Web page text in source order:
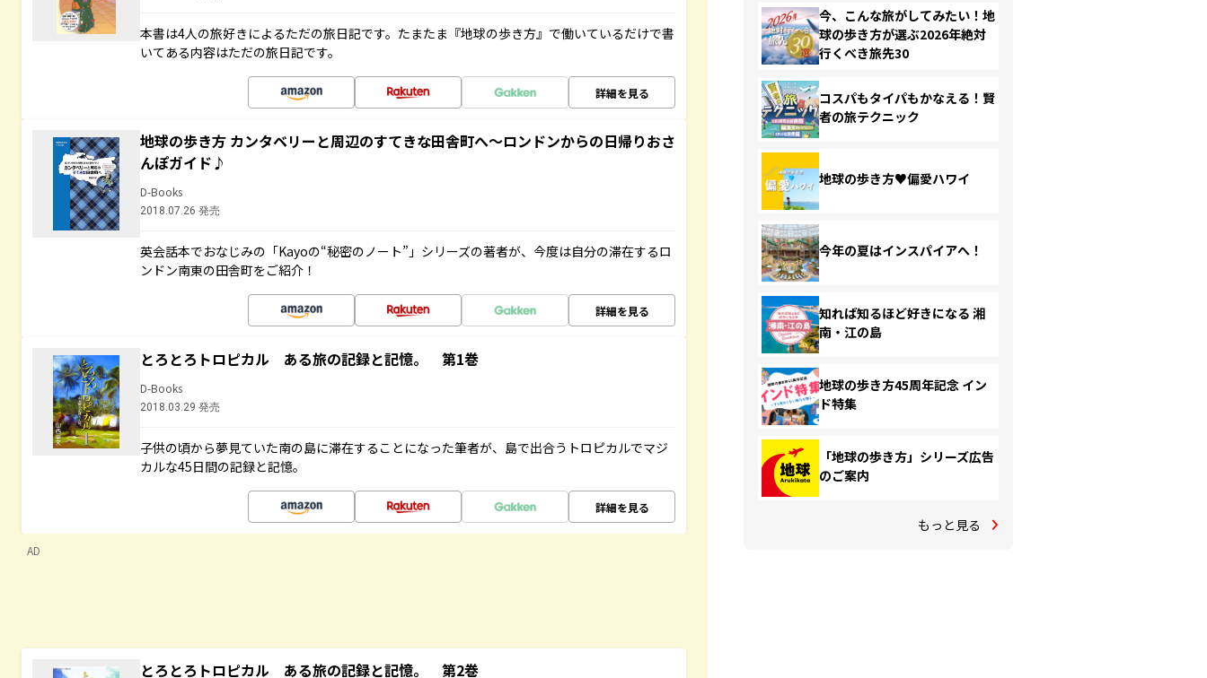
本書は4人の旅好きによるただの旅日記です。たまたま『地球の歩き方』で働いているだけで書
いてある内容はただの旅日記です。
詳細を見る
地球の歩き方 カンタベリーと周辺のすてきな田舎町へ～ロンドンからの日帰りおさ
んぽガイド♪
D-Books
2018.07.26 発売
英会話本でおなじみの「Kayoの“秘密のノート”」シリーズの著者が、今度は自分の滞在するロ
ンドン南東の田舎町をご紹介！
詳細を見る
とろとろトロピカル ある旅の記録と記憶。 第1巻
D-Books
2018.03.29 発売
子供の頃から夢見ていた南の島に滞在することになった筆者が、島で出合うトロピカルでマジ
カルな45日間の記録と記憶。
詳細を見る
AD
とろとろトロピカル ある旅の記録と記憶。 第2巻
今、こんな旅がしてみたい！地
球の歩き方が選ぶ2026年絶対
行くべき旅先30
コスパもタイパもかなえる！賢
者の旅テクニック
地球の歩き方♥偏愛ハワイ
今年の夏はインスパイアへ！
知れば知るほど好きになる 湘
南・江の島
地球の歩き方45周年記念 イン
ド特集
「地球の歩き方」シリーズ広告
のご案内
もっと見る